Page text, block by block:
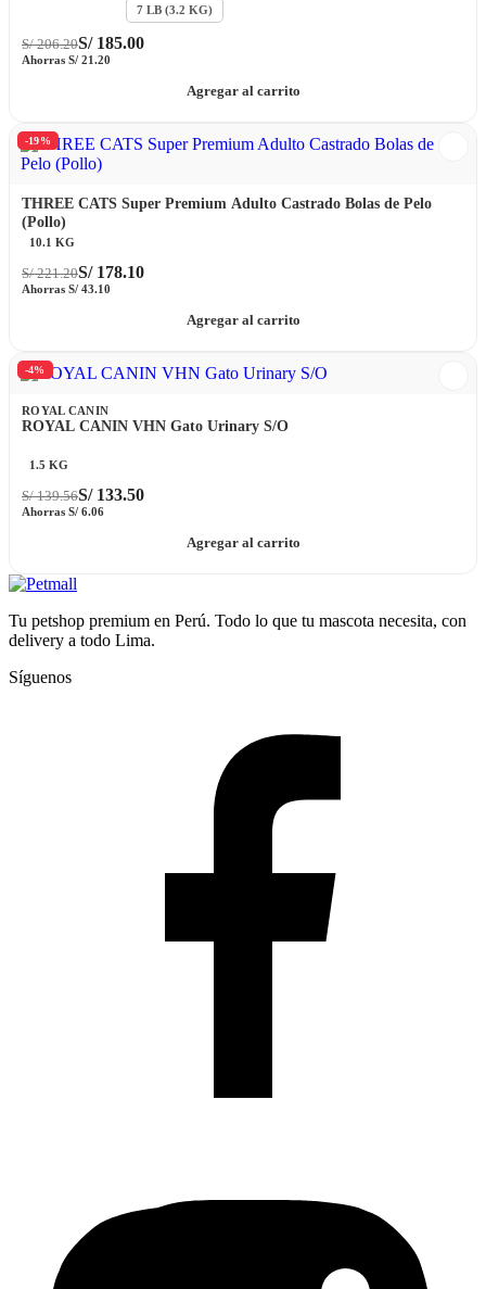
7 LB (3.2 KG)
S/206.20S/185.00
Ahorras S/ 21.20
Agregar al carrito
-19%
THREE CATS Super Premium Adulto Castrado Bolas de Pelo
(Pollo)
10.1 KG
S/221.20S/178.10
Ahorras S/ 43.10
Agregar al carrito
-4%
ROYAL CANIN
ROYAL CANIN VHN Gato Urinary S/O
1.5 KG
S/139.56S/133.50
Ahorras S/ 6.06
Agregar al carrito
Tu petshop premium en Perú. Todo lo que tu mascota necesita, con
delivery a todo Lima.
Síguenos